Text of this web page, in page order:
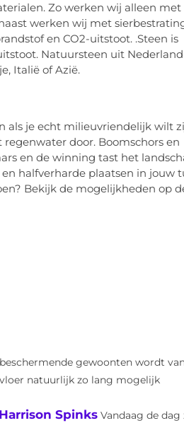
Zo werken wij alleen met
werken wij met
en CO2-uitstoot. .Steen is
Natuursteen uit
Italië of Azië.
als je echt milieuvriendelijk wilt
door. Boomschors en
en de winning tast het
halfverharde plaatsen in jouw
Bekijk de mogelijkheden op
gewoonten wordt
natuurlijk zo lang mogelijk
Spinks Vandaag de dag